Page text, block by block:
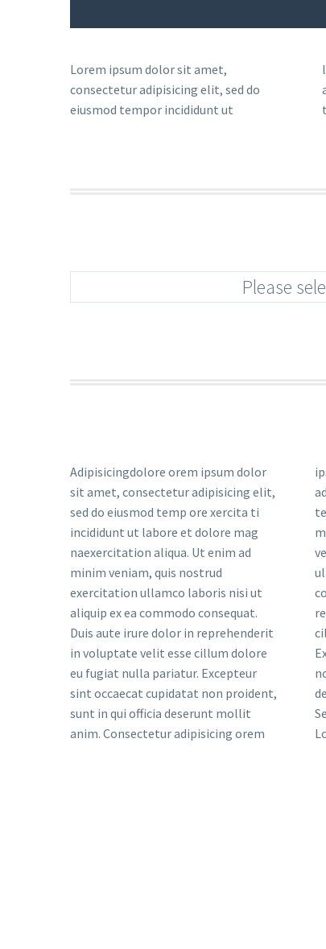
Lorem ipsum dolor sit amet,
consectetur adipisicing elit, sed do
eiusmod tempor incididunt ut
labore. Lorem ipsum dolor sit amet,
adipisicing elit, sed do eiusmod
Please
Adipisicingdolore orem ipsum dolor
sit amet, consectetur adipisicing elit,
sed do eiusmod temp ore xercita ti
incididunt ut labore et dolore mag
naexercitation aliqua. Ut enim ad
minim veniam, quis nostrud
exercitation ullamco laboris nisi ut
aliquip ex ea commodo consequat.
Duis aute irure dolor in reprehenderit
in voluptate velit esse cillum dolore
eu fugiat nulla pariatur. Excepteur
sint occaecat cupidatat non proident,
sunt in qui officia deserunt mollit
anim. Consectetur adipisicing orem
ipsum dolor sit amet, consectetur
adipisicing elit, sed do eiusmod
tempor incididunt ut labore et dolore
magna aliqua. Ut enim ad minim
veniam, quis nostrud exercitation
ullamco laboris nisi ut aliquip ex ea
commodo consequaor in
reprehenderit in voluptate velit esse
cillum dolore eu fugiat nulla pariatur.
Excepteur sint occaecat cupidatat
non proident, sunt in qui officia
deserunt mollit anim id est laborum.
Sed ut ulla darm cosuntc sint upa.
Lorem ipsum dolor sit amet,
consectetur adipisicing elit, sed do
eiusmod tempor incididunt ut labore
et dolore magna aliqua. Ut enim ad
minim veniam, quis nostrud
exercitation ullamco laboris nisi ut
aliquip ex ea commodo consequat.
Duis aute irure dolortate velit esse
cillum dolore eu fugiat nulla pariatur.
Excepteur sint occaecat cupidatat
non proident, sunt in culpa qui officia
deserunt mollit anim id est laborum.